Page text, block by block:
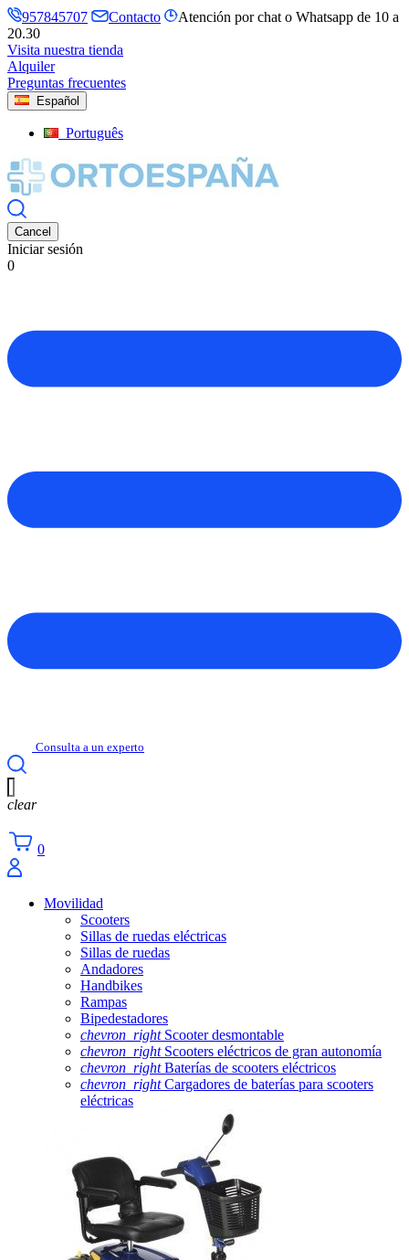
957845707 Contacto
Atención por chat o Whatsapp de 10 a
20.30
Visita nuestra tienda
Alquiler
Preguntas frecuentes
Español
Português
Cancel
Iniciar sesión
0
Consulta a un experto
clear
0
Movilidad
Scooters
Sillas de ruedas eléctricas
Sillas de ruedas
Andadores
Handbikes
Rampas
Bipedestadores
chevron_rightScooter desmontable
chevron_rightScooters eléctricos de gran autonomía
chevron_rightBaterías de scooters eléctricos
chevron_rightCargadores de baterías para scooters
eléctricas